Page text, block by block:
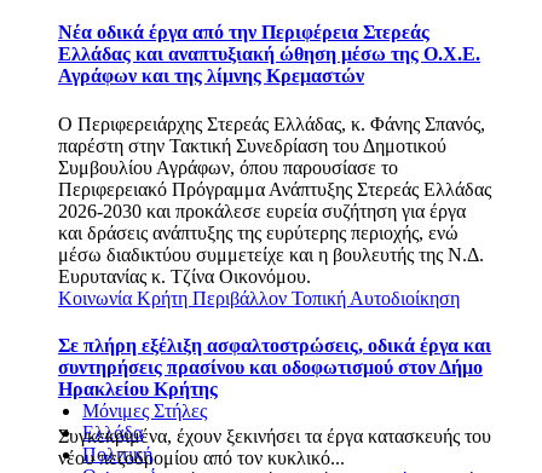
Νέα οδικά έργα από την Περιφέρεια Στερεάς
Ελλάδας και αναπτυξιακή ώθηση μέσω της Ο.Χ.Ε.
Αγράφων και της λίμνης Κρεμαστών
Ο Περιφερειάρχης Στερεάς Ελλάδας, κ. Φάνης Σπανός,
παρέστη στην Τακτική Συνεδρίαση του Δημοτικού
Συμβουλίου Αγράφων, όπου παρουσίασε το
Περιφερειακό Πρόγραμμα Ανάπτυξης Στερεάς Ελλάδας
2026-2030 και προκάλεσε ευρεία συζήτηση για έργα
και δράσεις ανάπτυξης της ευρύτερης περιοχής, ενώ
μέσω διαδικτύου συμμετείχε και η βουλευτής της Ν.Δ.
Ευρυτανίας κ. Τζίνα Οικονόμου.
Κοινωνία Κρήτη Περιβάλλον Τοπική Αυτοδιοίκηση
Σε πλήρη εξέλιξη ασφαλτοστρώσεις, οδικά έργα και
συντηρήσεις πρασίνου και οδοφωτισμού στον Δήμο
Ηρακλείου Κρήτης
Συγκεκριμένα, έχουν ξεκινήσει τα έργα κατασκευής του
νέου πεζοδρομίου από τον κυκλικό...
Μόνιμες Στήλες
Ελλάδα
Πολιτική